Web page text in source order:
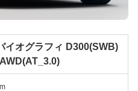
イオグラフィ D300(SWB)